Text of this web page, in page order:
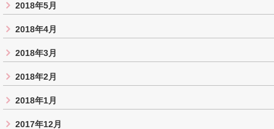
2018年5月
2018年4月
2018年3月
2018年2月
2018年1月
2017年12月